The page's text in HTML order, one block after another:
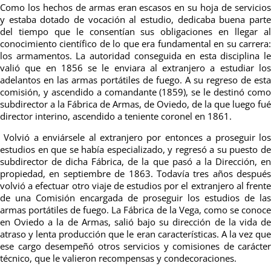
Como los hechos de armas eran escasos en su hoja de servicios
y estaba dotado de vocación al estudio, dedicaba buena parte
del tiempo que le consentían sus obligaciones en llegar al
conocimiento científico de lo que era fundamental en su carrera:
los armamentos. La autoridad conseguida en esta disciplina le
valió que en 1856 se le enviara al extranjero a estudiar los
adelantos en las armas portátiles de fuego. A su regreso de esta
comisión, y ascendido a comandante (1859), se le destinó como
subdirector a la Fábrica de Armas, de Oviedo, de la que luego fué
director interino, ascendido a teniente coronel en 1861.
Volvió a enviársele al extranjero por entonces a proseguir los
estudios en que se había especializado, y regresó a su puesto de
subdirector de dicha Fábrica, de la que pasó a la Dirección, en
propiedad, en septiembre de 1863. Todavía tres años después
volvió a efectuar otro viaje de estudios por el extranjero al frente
de una Comisión encargada de proseguir los estudios de las
armas portátiles de fuego. La Fábrica de la Vega, como se conoce
en Oviedo a la de Armas, salió bajo su dirección de la vida de
atraso y lenta producción que le eran características. A la vez que
ese cargo desempeñó otros servicios y comisiones de carácter
técnico, que le valieron recompensas y condecoraciones.